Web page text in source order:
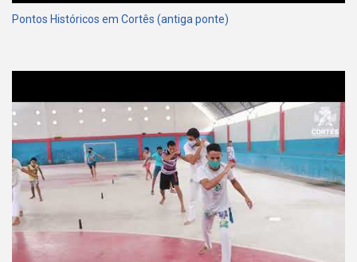
Pontos Históricos em Cortês (antiga ponte)